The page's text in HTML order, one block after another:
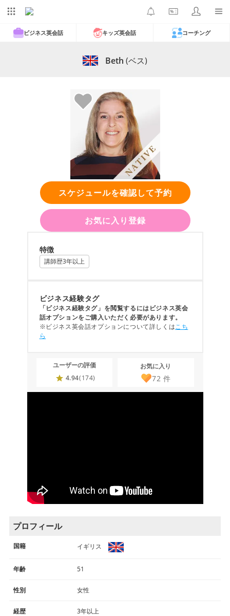
ビジネス英会話 キッズ英会話 コーチング
Beth (ベス)
スケジュールを確認して予約
お気に入り登録
特徴
講師歴3年以上
ビジネス経験タグ
「ビジネス経験タグ」を閲覧するにはビジネス英会
話オプションをご購入いただく必要があります。
※ビジネス英会話オプションについて詳しくはこち
ら
ユーザーの評価
4.94(174)
お気に入り
72 件
プロフィール
国籍 イギリス
年齢 51
性別 女性
経歴 3年以上